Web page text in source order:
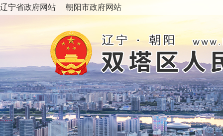
辽宁省政府网站 朝阳市政府网站